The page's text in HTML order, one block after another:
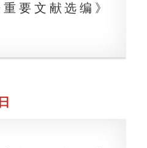
要文献选编》